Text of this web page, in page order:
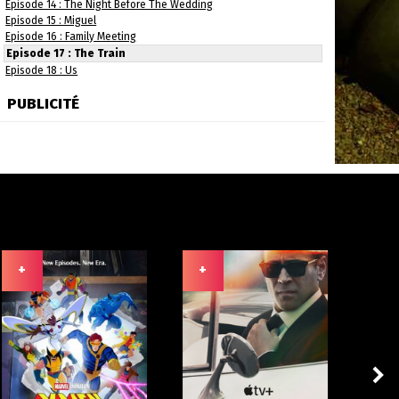
Episode 14 : The Night Before The Wedding
Episode 15 : Miguel
Episode 16 : Family Meeting
Episode 17 : The Train
Episode 18 : Us
PUBLICITÉ
+ +